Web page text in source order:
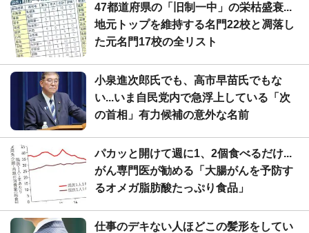
47都道府県の「旧制一中」の栄枯盛衰...
地元トップを維持する名門22校と凋落し
た元名門17校の全リスト
小泉進次郎氏でも、高市早苗氏でもな
い...いま自民党内で急浮上している「次
の首相」有力候補の意外な名前
パカッと開けて週に1、2個食べるだけ...
がん専門医が勧める「大腸がんを予防す
るオメガ脂肪酸たっぷり食品」
仕事のデキない人ほどこの髪形をしてい